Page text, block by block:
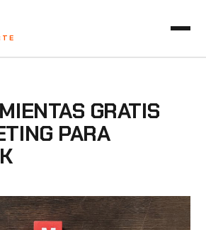
GRATIS
PARA